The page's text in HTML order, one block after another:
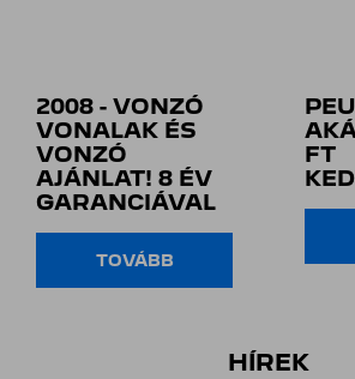
2008 - VONZÓ
VONALAK ÉS
VONZÓ
AJÁNLAT! 8 ÉV
GARANCIÁVAL
TOVÁBB
FT
HÍREK